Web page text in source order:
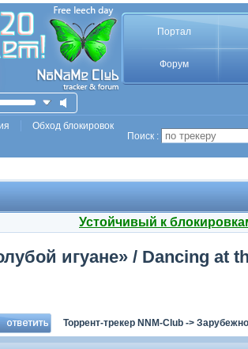
Портал
Форум
Обход блокировок
Поиск :
Устойчивый к
игуане» / Dancing at
Торрент-трекер NNM-Club ->